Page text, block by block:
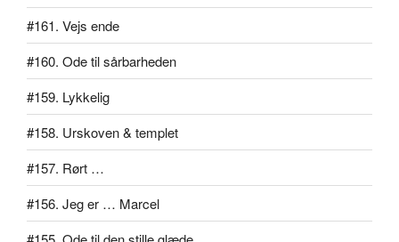
#161. Vejs ende
#160. Ode til sårbarheden
#159. Lykkelig
#158. Urskoven & templet
#157. Rørt …
#156. Jeg er … Marcel